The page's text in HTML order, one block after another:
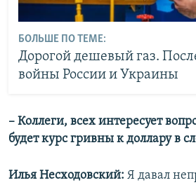
БОЛЬШЕ ПО ТЕМЕ:
Дорогой дешевый газ.
войны России и Украины
– Коллеги, всех интересует
будет курс гривны к доллару в
Илья Несходовский: Я давал